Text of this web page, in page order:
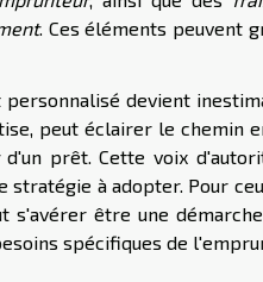
. Ces éléments peuvent
personnalisé devient
peut éclairer le chemin
d'un prêt. Cette voix
à adopter. Pour
s'avérer être une
spécifiques de